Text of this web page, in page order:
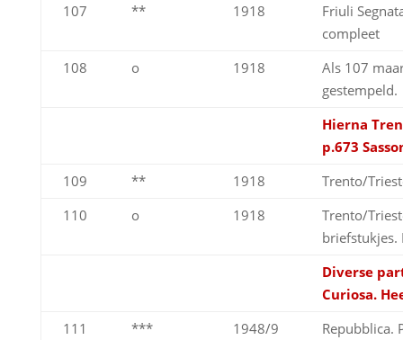
107
** 1918
Friuli
compleet
108
o 1918
Als 107
gestempeld.
Hierna
p.673
109
** 1918
Trento/
110
o 1918
Trento/
briefstukjes.
Diverse
Curiosa.
111
*** 1948/9
Repubblica.